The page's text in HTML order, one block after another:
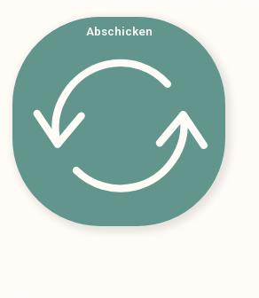
Abschicken